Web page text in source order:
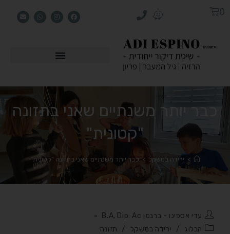
0
כבר יותר משנתיים שאני בתזונה
"קטונית"
> ירידה במשקל > כבר יותר משנתיים שאני בתזונה "קטונית"
עדי אספינו - ברגמן B.A, Dip. Ac
הבלוג
/ ירידה במשקל / תזונה